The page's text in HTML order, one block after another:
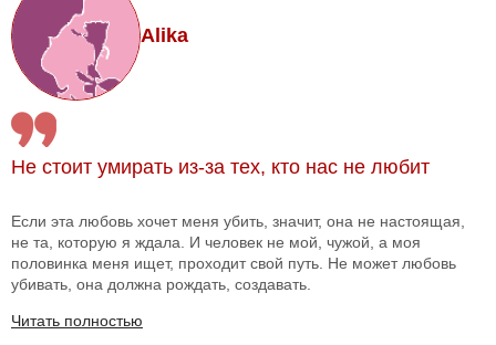
Alika
Не стоит умирать из-за тех, кто нас не любит
Если эта любовь хочет меня убить, значит, она не настоящая,
не та, которую я ждала. И человек не мой, чужой, а моя
половинка меня ищет, проходит свой путь. Не может любовь
убивать, она должна рождать, создавать.
Читать полностью